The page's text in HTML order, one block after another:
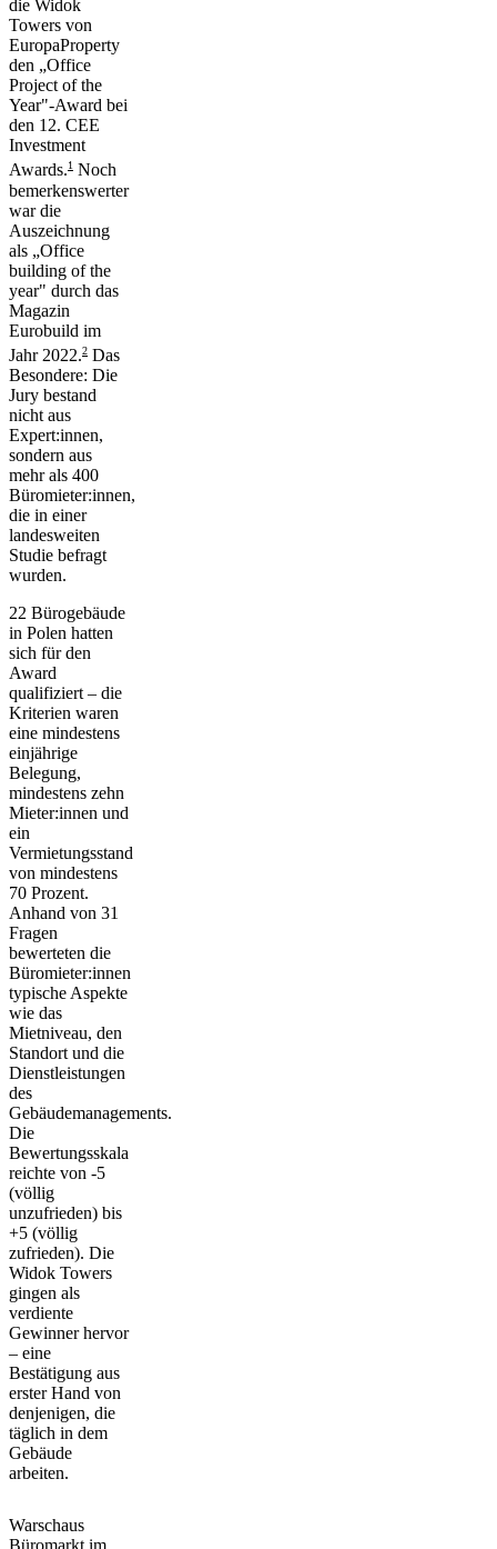
die Widok
Towers von
EuropaProperty
den „Office
Project of the
Year"-Award bei
den 12. CEE
Investment
Awards.1 Noch
bemerkenswerter
war die
Auszeichnung
als „Office
building of the
year" durch das
Magazin
Eurobuild im
Jahr 2022.2 Das
Besondere: Die
Jury bestand
nicht aus
Expert:innen,
sondern aus
mehr als 400
Büromieter:innen,
die in einer
landesweiten
Studie befragt
wurden.
22 Bürogebäude
in Polen hatten
sich für den
Award
qualifiziert – die
Kriterien waren
eine mindestens
einjährige
Belegung,
mindestens zehn
Mieter:innen und
ein
Vermietungsstand
von mindestens
70 Prozent.
Anhand von 31
Fragen
bewerteten die
Büromieter:innen
typische Aspekte
wie das
Mietniveau, den
Standort und die
Dienstleistungen
des
Gebäudemanagements.
Die
Bewertungsskala
reichte von -5
(völlig
unzufrieden) bis
+5 (völlig
zufrieden). Die
Widok Towers
gingen als
verdiente
Gewinner hervor
– eine
Bestätigung aus
erster Hand von
denjenigen, die
täglich in dem
Gebäude
arbeiten.
Warschaus
Büromarkt im